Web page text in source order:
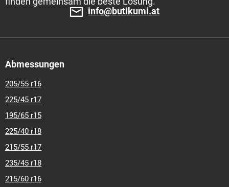
info@butikumi.at
Abmessungen
205/55 r16
225/45 r17
195/65 r15
225/40 r18
215/55 r17
235/45 r18
215/60 r16